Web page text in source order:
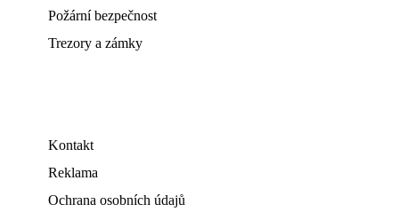
Požární bezpečnost
Trezory a zámky
Kontakt
Reklama
Ochrana osobních údajů